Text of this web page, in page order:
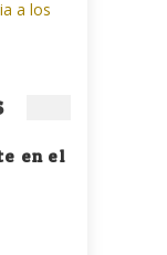
a los
en el